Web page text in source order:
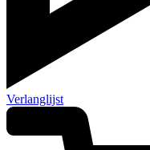
Verlanglijst